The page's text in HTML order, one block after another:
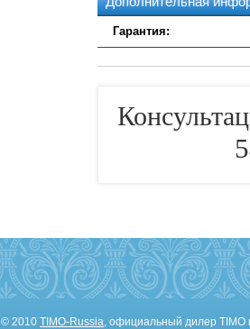
Гарантия:
© 2010 TIMO-Russia, официальный дилер TIMO